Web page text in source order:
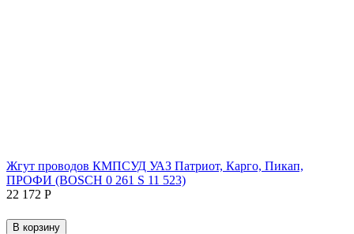
Жгут проводов КМПСУД УАЗ Патриот, Карго, Пикап,
ПРОФИ (BOSCH 0 261 S 11 523)
22 172 Р
В корзину